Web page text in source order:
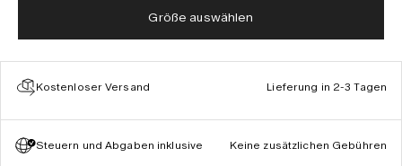
Größe auswählen
Kostenloser Versand Lieferung in 2-3 Tagen
Steuern und Abgaben inklusive Keine zusätzlichen Gebühren